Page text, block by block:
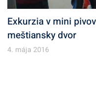
Exkurzia v mini
meštiansky dvor
4. mája 2016